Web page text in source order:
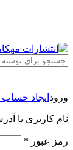
ورود ایجاد
نام کاربری یا
رمز عبور *